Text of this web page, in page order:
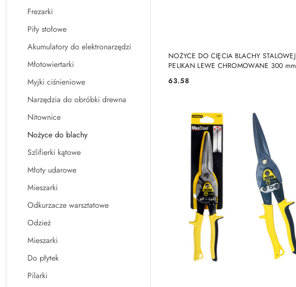
Frezarki
Piły stołowe
Akumulatory do elektronarzędzi
Młotowiertarki
Myjki ciśnieniowe
Narzędzia do obróbki drewna
Nitownice
Nożyce do blachy
Szlifierki kątowe
Młoty udarowe
Mieszarki
Odkurzacze warsztatowe
Odzież
Mieszarki
Do płytek
Pilarki
NOŻYCE DO CIĘCIA BLACHY STALOWEJ
PELIKAN LEWE CHROMOWANE 300 mm
Cena:
63.58
DO KOSZYKA